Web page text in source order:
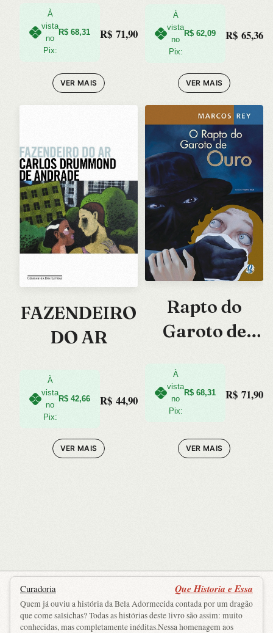
À
vista
no
Pix:
R$ 68,31 R$ 71,90
VER MAIS
À
vista
no
Pix:
R$ 62,09 R$ 65,36
VER MAIS
FAZENDEIRO
DO AR
À
vista
no
Pix:
R$ 42,66 R$ 44,90
VER MAIS
Rapto do
Garoto de
À
vista
no
Pix:
R$ 68,31 R$ 71,90
VER MAIS
Curadoria Que Historia e Essa
Quem já ouviu a história da Bela Adormecida contada por um dragão
que come salsichas? Todas as histórias deste livro são assim: muito
conhecidas, mas completamente inéditas.Nessa homenagem aos